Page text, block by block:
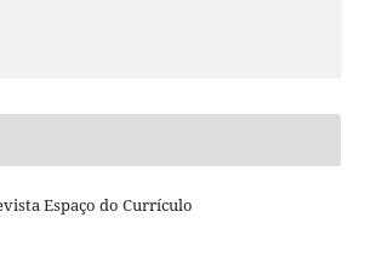
Espaço do Currículo